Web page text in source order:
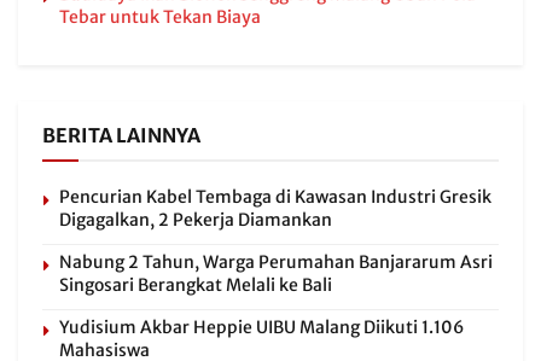
Tebar untuk Tekan Biaya
BERITA LAINNYA
Pencurian Kabel Tembaga di Kawasan Industri Gresik
Digagalkan, 2 Pekerja Diamankan
Nabung 2 Tahun, Warga Perumahan Banjararum Asri
Singosari Berangkat Melali ke Bali
Yudisium Akbar Heppie UIBU Malang Diikuti 1.106
Mahasiswa